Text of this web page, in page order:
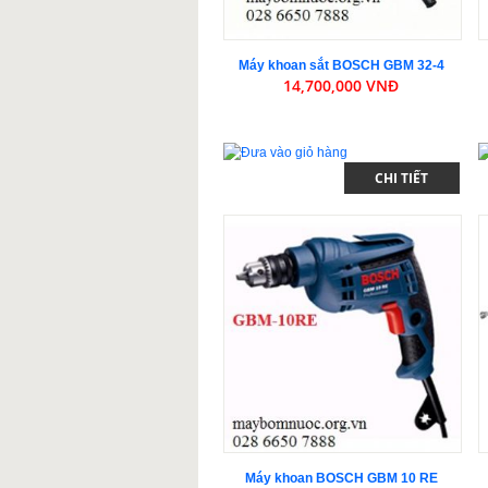
Máy khoan sắt BOSCH GBM 32-4
14,700,000 VNĐ
CHI TIẾT
Máy khoan BOSCH GBM 10 RE